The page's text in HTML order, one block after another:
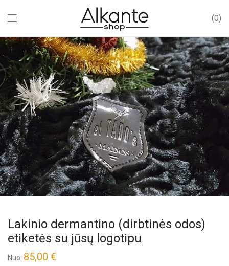
0
Lakinio dermantino (dirbtinės odos)
etiketės su jūsų logotipu
Nuo: 85,00 €